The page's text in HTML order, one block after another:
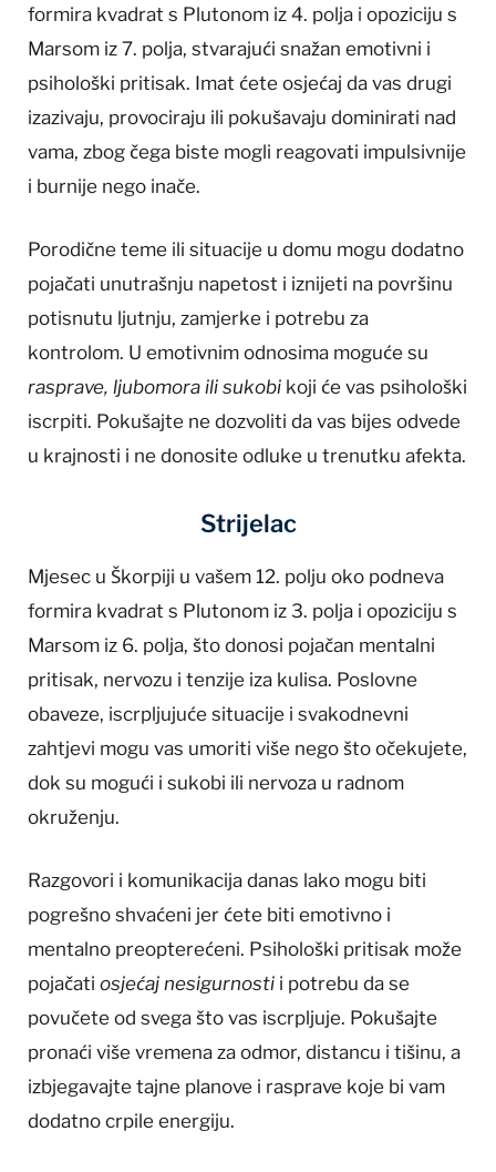
formira kvadrat s Plutonom iz 4. polja i opoziciju s
Marsom iz 7. polja, stvarajući snažan emotivni i
psihološki pritisak. Imat ćete osjećaj da vas drugi
izazivaju, provociraju ili pokušavaju dominirati nad
vama, zbog čega biste mogli reagovati impulsivnije
i burnije nego inače.
Porodične teme ili situacije u domu mogu dodatno
pojačati unutrašnju napetost i iznijeti na površinu
potisnutu ljutnju, zamjerke i potrebu za
kontrolom. U emotivnim odnosima moguće su
rasprave, ljubomora ili sukobi koji će vas psihološki
iscrpiti. Pokušajte ne dozvoliti da vas bijes odvede
u krajnosti i ne donosite odluke u trenutku afekta.
Strijelac
Mjesec u Škorpiji u vašem 12. polju oko podneva
formira kvadrat s Plutonom iz 3. polja i opoziciju s
Marsom iz 6. polja, što donosi pojačan mentalni
pritisak, nervozu i tenzije iza kulisa. Poslovne
obaveze, iscrpljujuće situacije i svakodnevni
zahtjevi mogu vas umoriti više nego što očekujete,
dok su mogući i sukobi ili nervoza u radnom
okruženju.
Razgovori i komunikacija danas lako mogu biti
pogrešno shvaćeni jer ćete biti emotivno i
mentalno preopterećeni. Psihološki pritisak može
pojačati osjećaj nesigurnosti i potrebu da se
povučete od svega što vas iscrpljuje. Pokušajte
pronaći više vremena za odmor, distancu i tišinu, a
izbjegavajte tajne planove i rasprave koje bi vam
dodatno crpile energiju.